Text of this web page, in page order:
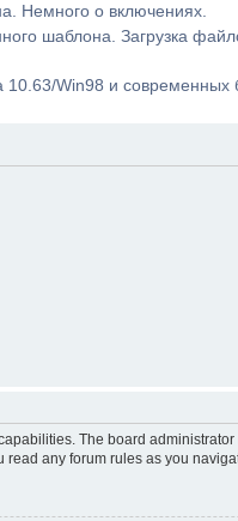
Немного о включениях.
шаблона. Загрузка
10.63/Win98 и современных
The board
any forum rules as you